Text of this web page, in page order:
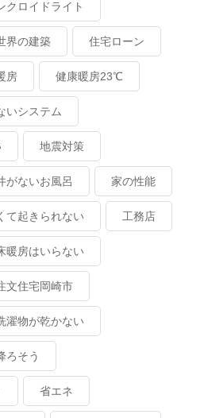
クロイドライト
界の建築 住宅ローン
房 健康暖房23℃
いシステム
地震対策
がないお風呂 家の性能
て起きられない 工務店
暖房はいらない
文住宅岡崎市
濯物が乾かない
ろそう
省エネ